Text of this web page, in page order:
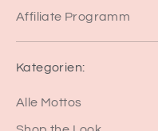
Affiliate Programm
Kategorien:
Alle Mottos